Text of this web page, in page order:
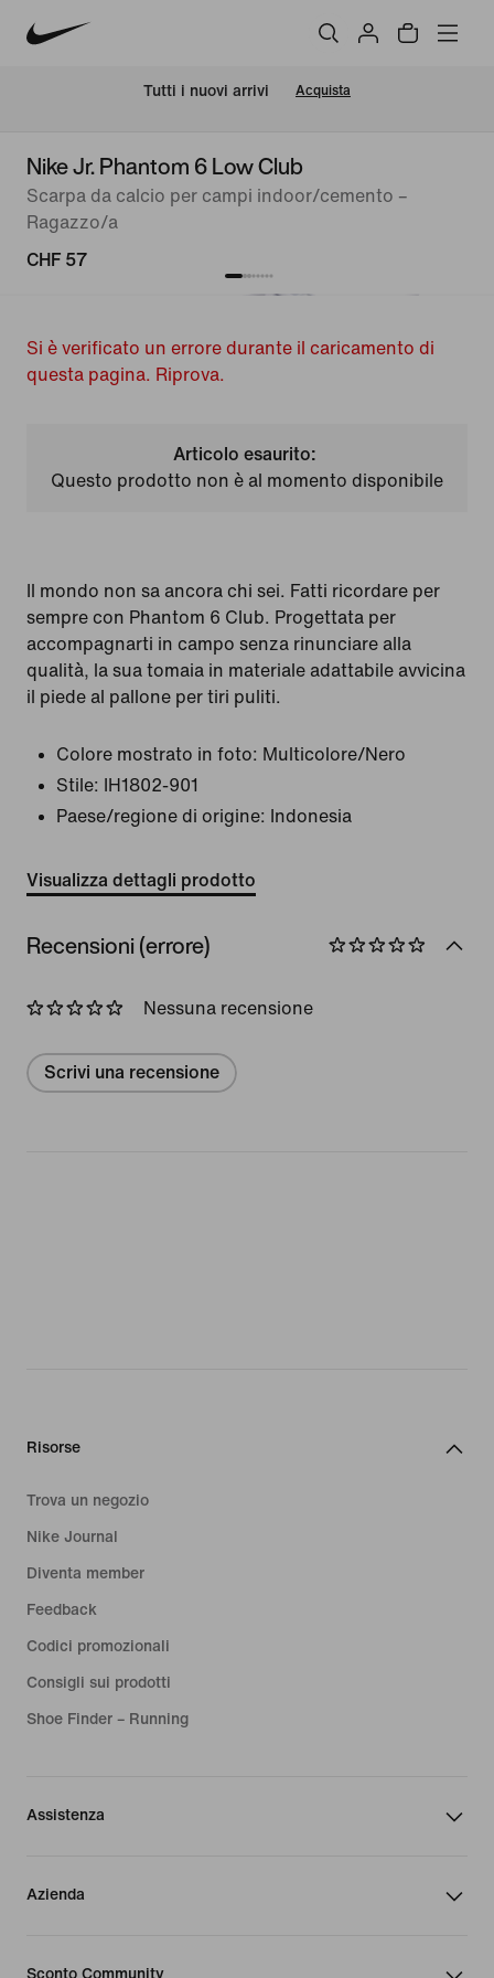
Tutti i nuovi arrivi Acquista
Nike Jr. Phantom 6 Low Club
Scarpa da calcio per campi indoor/cemento –
Ragazzo/a
CHF 57
Si è verificato un errore durante il caricamento di
questa pagina. Riprova.
Articolo esaurito:
Questo prodotto non è al momento disponibile
Il mondo non sa ancora chi sei. Fatti ricordare per
sempre con Phantom 6 Club. Progettata per
accompagnarti in campo senza rinunciare alla
qualità, la sua tomaia in materiale adattabile avvicina
il piede al pallone per tiri puliti.
Colore mostrato in foto: Multicolore/Nero
Stile:
IH1802-901
Paese/regione di origine: Indonesia
Visualizza dettagli prodotto
Recensioni (errore)
Nessuna recensione
Scrivi una recensione
Risorse
Trova un negozio
Nike Journal
Diventa member
Feedback
Codici promozionali
Consigli sui prodotti
Shoe Finder – Running
Assistenza
Azienda
Sconto Community